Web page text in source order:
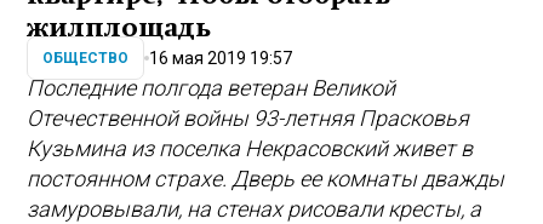
жилплощадь
ОБЩЕСТВО 16 мая 2019 19:57
Последние полгода ветеран Великой
Отечественной войны 93-летняя Прасковья
Кузьмина из поселка Некрасовский живет в
постоянном страхе. Дверь ее комнаты дважды
замуровывали, на стенах рисовали кресты, а